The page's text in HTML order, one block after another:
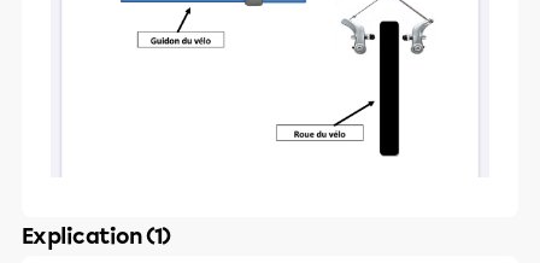
Explication (1)